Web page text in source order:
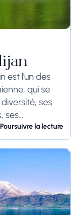
est l'un des
qui se
ses
ses
Poursuivre la lecture